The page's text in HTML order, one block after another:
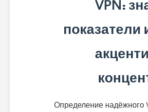
VPN:
показатели
Определение надёжного